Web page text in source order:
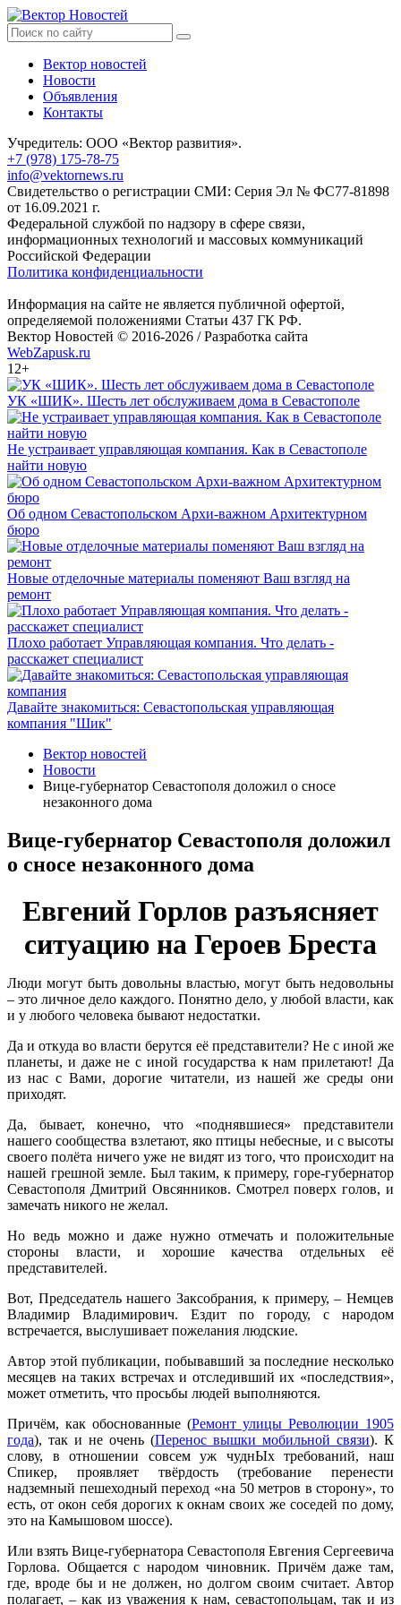
Вектор новостей
Новости
Объявления
Контакты
Учредитель: ООО «Вектор развития».
+7 (978) 175-78-75
info@vektornews.ru
Свидетельство о регистрации СМИ: Серия Эл № ФС77-81898
от 16.09.2021 г.
Федеральной службой по надзору в сфере связи,
информационных технологий и массовых коммуникаций
Российской Федерации
Политика конфиденциальности
Информация на сайте не является публичной офертой,
определяемой положениями Статьи 437 ГК РФ.
Вектор Новостей © 2016-2026 /Разработка сайта
WebZapusk.ru
12+
УК «ШИК». Шесть лет обслуживаем дома в Севастополе
Не устраивает управляющая компания. Как в Севастополе
найти новую
Об одном Севастопольском Архи-важном Архитектурном
бюро
Новые отделочные материалы поменяют Ваш взгляд на
ремонт
Плохо работает Управляющая компания. Что делать -
расскажет специалист
Давайте знакомиться: Севастопольская управляющая
компания "Шик"
Вектор новостей
Новости
Вице-губернатор Севастополя доложил о сносе
незаконного дома
Вице-губернатор Севастополя доложил
о сносе незаконного дома
Евгений Горлов разъясняет
ситуацию на Героев Бреста
Люди могут быть довольны властью, могут быть недовольны
– это личное дело каждого. Понятно дело, у любой власти, как
и у любого человека бывают недостатки.
Да и откуда во власти берутся её представители? Не с иной же
планеты, и даже не с иной государства к нам прилетают! Да
из нас с Вами, дорогие читатели, из нашей же среды они
приходят.
Да, бывает, конечно, что «поднявшиеся» представители
нашего сообщества взлетают, яко птицы небесные, и с высоты
своего полёта ничего уже не видят из того, что происходит на
нашей грешной земле. Был таким, к примеру, горе-губернатор
Севастополя Дмитрий Овсянников. Смотрел поверх голов, и
замечать никого не желал.
Но ведь можно и даже нужно отмечать и положительные
стороны власти, и хорошие качества отдельных её
представителей.
Вот, Председатель нашего Заксобрания, к примеру, – Немцев
Владимир Владимирович. Ездит по городу, с народом
встречается, выслушивает пожелания людские.
Автор этой публикации, побывавший за последние несколько
месяцев на таких встречах и отследивший их «последствия»,
может отметить, что просьбы людей выполняются.
Причём, как обоснованные (Ремонт улицы Революции 1905
года), так и не очень (Перенос вышки мобильной связи). К
слову, в отношении совсем уж чуднЫх требований, наш
Спикер, проявляет твёрдость (требование перенести
надземный пешеходный переход «на 50 метров в сторону», то
есть, от окон себя дорогих к окнам своих же соседей по дому,
это на Камышовом шоссе).
Или взять Вице-губернатора Севастополя Евгения Сергеевича
Горлова. Общается с народом чиновник. Причём даже там,
где, вроде бы и не должен, но долгом своим считает. Автор
полагает, – как из уважения к нам, севастопольцам, так и из